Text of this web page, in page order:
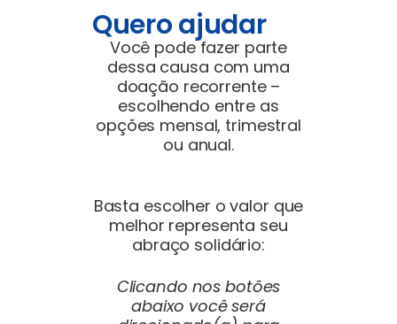
Quero ajudar
Você pode fazer parte
dessa causa com uma
doação recorrente –
escolhendo entre as
opções mensal, trimestral
ou anual.
Basta escolher o valor que
melhor representa seu
abraço solidário:
Clicando nos botões
abaixo você será